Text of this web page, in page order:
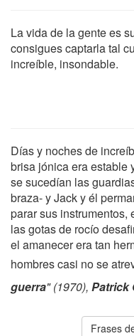
La vida de la gente es
consigues captarla tal
increíble, insondable.
Días y noches de
brisa jónica era estable
se sucedían las
braza- y Jack y él
parar sus instrumentos,
las gotas de rocío
el amanecer era tan
hombres casi no se
guerra" (1970), Patrick
Frases